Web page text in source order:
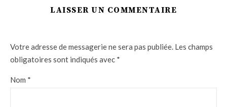
LAISSER UN COMMENTAIRE
Votre adresse de messagerie ne sera pas publiée. Les champs
obligatoires sont indiqués avec *
Nom *